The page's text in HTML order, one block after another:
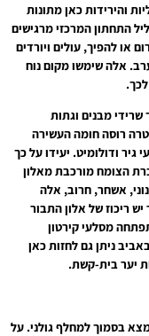
והירידות כאן מתונות
התחתון המרכזי מרגישים
או להפיך, עולים ויורדים
אלה שימשו מקום נוח
שרידי מבנים וגתות
רוסה חומה העשירה
ודולומיט. יעידו על כך
הצומח מורכבת מאלון
אשחר, חרוב, אלה
ריכוז של אלון התבור
מסלעי קירטון
ניתן גם לחזות כאן
יער בית-קשת.
בסמוך למחלף גולני. על